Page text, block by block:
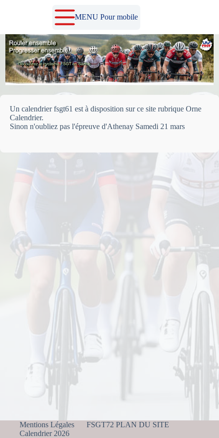
MENU Pour mobile
Un calendrier fsgt61 est à disposition sur ce site rubrique Orne
Calendrier.
Sinon n'oubliez pas l'épreuve d'Athenay Samedi 21 mars
Mentions Légales
FSGT72 PLAN DU SITE
Calendrier 2026